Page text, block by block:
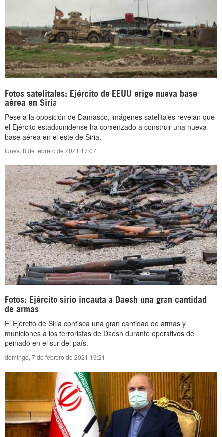
Fotos satelitales: Ejército de EEUU erige nueva base
aérea en Siria
Pese a la oposición de Damasco, imágenes satelitales revelan que
el Ejército estadounidense ha comenzado a construir una nueva
base aérea en el este de Siria.
lunes, 8 de febrero de 2021 17:07
Fotos: Ejército sirio incauta a Daesh una gran cantidad
de armas
El Ejército de Siria confisca una gran cantidad de armas y
municiones a los terroristas de Daesh durante operativos de
peinado en el sur del país.
domingo, 7 de febrero de 2021 19:21